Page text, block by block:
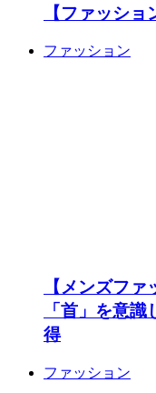
【ファッショ
ファッション
【メンズフ
「首」を意
得
ファッション